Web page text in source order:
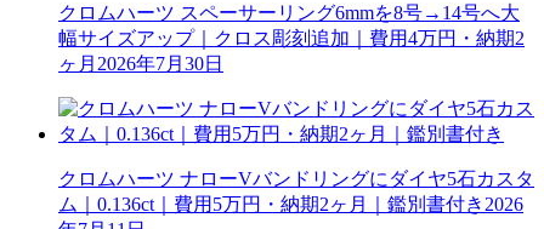
クロムハーツ スペーサーリング6mmを8号→14号へ大
幅サイズアップ｜クロス彫刻追加｜費用4万円・納期2
ヶ月 2026年7月30日
クロムハーツ ナローVバンドリングにダイヤ5石カスタ
ム｜0.136ct｜費用5万円・納期2ヶ月｜鑑別書付き 2026